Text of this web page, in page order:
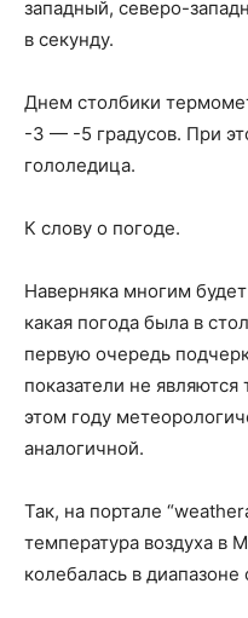
западный, северо-
в секунду.
Днем столбики
-3 — -5 градусов. При
гололедица.
К слову о погоде.
Наверняка многим
какая погода была в
первую очередь
показатели не
этом году
аналогичной.
Так, на портале
температура воздуха в
колебалась в диапазоне